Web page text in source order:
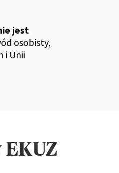
jest
osobisty,
i Unii